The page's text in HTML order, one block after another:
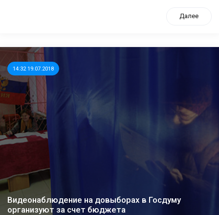
Далее
14:32 19.07.2018
Видеонаблюдение на довыборах в Госдуму
организуют за счет бюджета